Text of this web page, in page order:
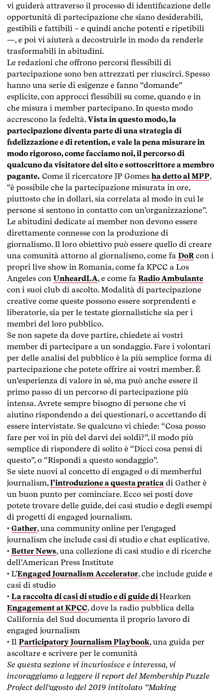
vi guiderà attraverso il processo di identificazione delle
opportunità di partecipazione che siano desiderabili,
gestibili e fattibili – e quindi anche potenti e ripetibili
—, e poi vi aiuterà a decostruirle in modo da renderle
trasformabili in abitudini.
Le redazioni che offrono percorsi flessibili di
partecipazione sono ben attrezzati per riuscirci. Spesso
hanno una serie di esigenze e fanno “domande”
esplicite, con approcci flessibili su come, quando e in
che misura i member partecipano. In questo modo
accrescono la fedeltà. Vista in questo modo, la
partecipazione diventa parte di una strategia di
fidelizzazione e di retention, e vale la pena misurare in
modo rigoroso, come facciamo noi, il percorso di
qualcuno da visitatore del sito e sottoscrittore a membro
pagante. Come il ricercatore JP Gomes ha detto al MPP,
“è possibile che la partecipazione misurata in ore,
piuttosto che in dollari, sia correlata al modo in cui le
persone si sentono in contatto con un’organizzazione”.
Le abitudini dedicate ai member non devono essere
direttamente connesse con la produzione di
giornalismo. Il loro obiettivo può essere quello di creare
una comunità attorno al giornalismo, come fa DoR con i
propri live show in Romania, come fa KPCC a Los
Angeles con UnheardLA, e come fa Radio Ambulante
con i suoi club di ascolto. Modalità di partecipazione
creative come queste possono essere sorprendenti e
liberatorie, sia per le testate giornalistiche sia per i
membri del loro pubblico.
Se non sapete da dove partire, chiedete ai vostri
member di partecipare a un sondaggio. Fare i volontari
per delle analisi del pubblico è la più semplice forma di
partecipazione che potete offrire ai vostri member. È
un’esperienza di valore in sé, ma può anche essere il
primo passo di un percorso di partecipazione più
intensa. Avrete sempre bisogno di persone che vi
aiutino rispondendo a dei questionari, o accettando di
essere intervistate. Se qualcuno vi chiede: “Cosa posso
fare per voi in più del darvi dei soldi?”, il modo più
semplice di rispondere di solito è “Dicci cosa pensi di
questo”, o “Rispondi a questo sondaggio”.
Se siete nuovi al concetto di engaged o di memberful
journalism,l’introduzione a questa pratica di Gather è
un buon punto per cominciare. Ecco sei posti dove
potete trovare delle guide, dei casi studio e degli esempi
di progetti di engaged journalism.
• Gather, una community online per l’engaged
journalism che include casi di studio e chat esplicative.
• Better News, una collezione di casi studio e di ricerche
dell’American Press Institute
• L’Engaged Journalism Accelerator, che include guide e
casi di studio
• La raccolta di casi di studio e di guide di Hearken
Engagement at KPCC, dove la radio pubblica della
California del Sud documenta il proprio lavoro di
engaged journalism
• Il Participatory Journalism Playbook, una guida per
ascoltare e scrivere per le comunità
Se questa sezione vi incuriosisce e interessa, vi
incoraggiamo a leggere il report del Membership Puzzle
Project dell’agosto del 2019 intitolato “Making